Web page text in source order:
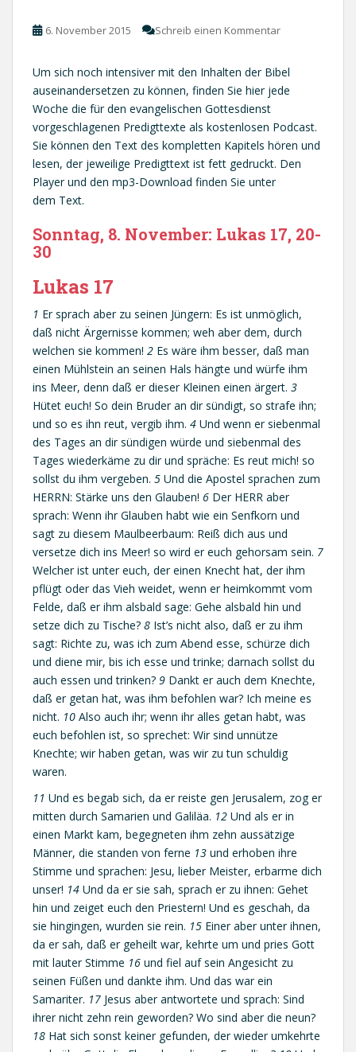
6. November 2015 Schreib einen Kommentar
Um sich noch intensiver mit den Inhalten der Bibel
auseinandersetzen zu können, finden Sie hier jede
Woche die für den evangelischen Gottesdienst
vorgeschlagenen Predigttexte als kostenlosen Podcast.
Sie können den Text des kompletten Kapitels hören und
lesen, der jeweilige Predigttext ist fett gedruckt. Den
Player und den mp3-Download finden Sie unter
dem Text.
Sonntag, 8. November: Lukas 17, 20-
30
Lukas 17
1 Er sprach aber zu seinen Jüngern: Es ist unmöglich,
daß nicht Ärgernisse kommen; weh aber dem, durch
welchen sie kommen! 2 Es wäre ihm besser, daß man
einen Mühlstein an seinen Hals hängte und würfe ihm
ins Meer, denn daß er dieser Kleinen einen ärgert. 3
Hütet euch! So dein Bruder an dir sündigt, so strafe ihn;
und so es ihn reut, vergib ihm. 4 Und wenn er siebenmal
des Tages an dir sündigen würde und siebenmal des
Tages wiederkäme zu dir und spräche: Es reut mich! so
sollst du ihm vergeben. 5 Und die Apostel sprachen zum
HERRN: Stärke uns den Glauben! 6 Der HERR aber
sprach: Wenn ihr Glauben habt wie ein Senfkorn und
sagt zu diesem Maulbeerbaum: Reiß dich aus und
versetze dich ins Meer! so wird er euch gehorsam sein. 7
Welcher ist unter euch, der einen Knecht hat, der ihm
pflügt oder das Vieh weidet, wenn er heimkommt vom
Felde, daß er ihm alsbald sage: Gehe alsbald hin und
setze dich zu Tische? 8 Ist’s nicht also, daß er zu ihm
sagt: Richte zu, was ich zum Abend esse, schürze dich
und diene mir, bis ich esse und trinke; darnach sollst du
auch essen und trinken? 9 Dankt er auch dem Knechte,
daß er getan hat, was ihm befohlen war? Ich meine es
nicht. 10 Also auch ihr; wenn ihr alles getan habt, was
euch befohlen ist, so sprechet: Wir sind unnütze
Knechte; wir haben getan, was wir zu tun schuldig
waren.
11 Und es begab sich, da er reiste gen Jerusalem, zog er
mitten durch Samarien und Galiläa. 12 Und als er in
einen Markt kam, begegneten ihm zehn aussätzige
Männer, die standen von ferne 13 und erhoben ihre
Stimme und sprachen: Jesu, lieber Meister, erbarme dich
unser! 14 Und da er sie sah, sprach er zu ihnen: Gehet
hin und zeiget euch den Priestern! Und es geschah, da
sie hingingen, wurden sie rein. 15 Einer aber unter ihnen,
da er sah, daß er geheilt war, kehrte um und pries Gott
mit lauter Stimme 16 und fiel auf sein Angesicht zu
seinen Füßen und dankte ihm. Und das war ein
Samariter. 17 Jesus aber antwortete und sprach: Sind
ihrer nicht zehn rein geworden? Wo sind aber die neun?
18 Hat sich sonst keiner gefunden, der wieder umkehrte